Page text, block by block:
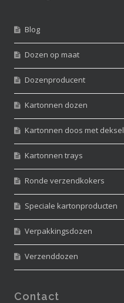
Blog
Dozen op maat
Dozenproducent
Kartonnen dozen
Kartonnen doos met deksel
Kartonnen trays
Ronde verzendkokers
Speciale kartonproducten
Verpakkingsdozen
Verzenddozen
Contact